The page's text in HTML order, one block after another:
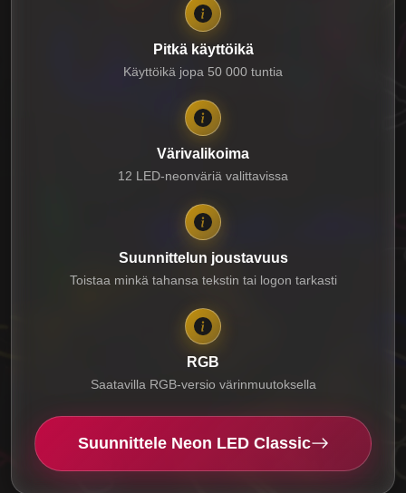
Pitkä käyttöikä
Käyttöikä jopa 50 000 tuntia
Värivalikoima
12 LED-neonväriä valittavissa
Suunnittelun joustavuus
Toistaa minkä tahansa tekstin tai logon tarkasti
RGB
Saatavilla RGB-versio värinmuutoksella
Suunnittele Neon LED Classic